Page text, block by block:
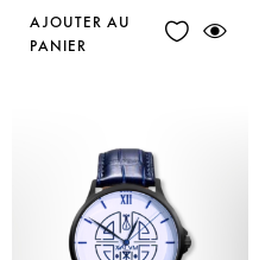
AJOUTER AU
PANIER